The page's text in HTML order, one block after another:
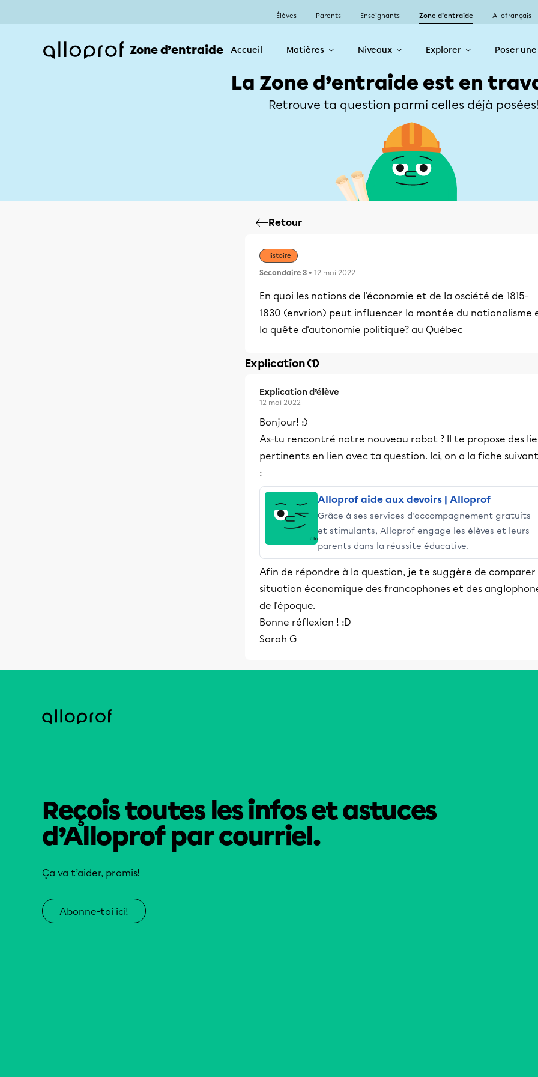
Élèves Parents Enseignants Zone d’entraide Allofrançais
Zone d’entraide Accueil Matières Niveaux Explorer Poser
La Zone d’entraide est en
Retrouve ta question parmi celles déjà posées!
Retour
Histoire
Secondaire 3 • 12 mai 2022
En quoi les notions de l'économie et de la osciété de 1815-
1830 (envrion) peut influencer la montée du nationalisme
la quête d'autonomie politique? au Québec
Explication (1)
Explication d’élève
12 mai 2022
Bonjour! :)
As-tu rencontré notre nouveau robot ? Il te propose des
pertinents en lien avec ta question. Ici, on a la fiche
:
Alloprof aide aux devoirs | Alloprof
Grâce à ses services d’accompagnement gratuits
et stimulants, Alloprof engage les élèves et leurs
parents dans la réussite éducative.
Afin de répondre à la question, je te suggère de comparer
situation économique des francophones et des
de l'époque.
Bonne réflexion ! :D
Sarah G
Reçois toutes les infos et astuces
d’Alloprof par courriel.
Ça va t’aider, promis!
Abonne-toi ici!